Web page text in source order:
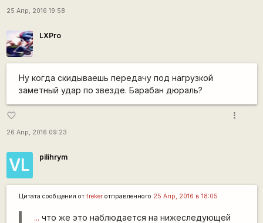
25 Апр, 2016 19:58
LXPro
Ну когда скидываешь передачу под нагрузкой
заметный удар по звезде. Барабан дюраль?
favorite_border
26 Апр, 2016 09:23
more_vert
VL pilihrym
Цитата сообщения от trekerотправленного 25 Апр, 2016 в 18:05
... что же это наблюдается на нижеследующей